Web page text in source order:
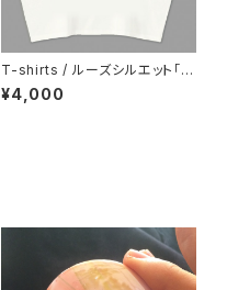
T-shirts / ルーズシルエット「シ
ンクロニシティ」
¥4,000